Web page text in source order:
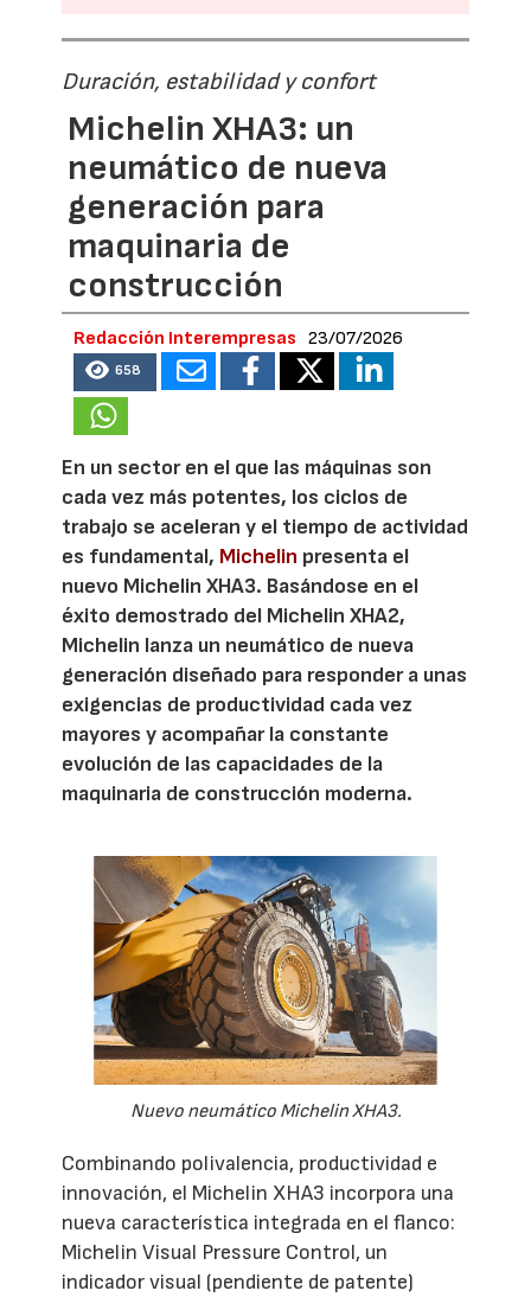
Duración, estabilidad y confort
Michelin XHA3: un
neumático de nueva
generación para
maquinaria de
construcción
Redacción Interempresas 23/07/2026
658
En un sector en el que las máquinas son
cada vez más potentes, los ciclos de
trabajo se aceleran y el tiempo de actividad
es fundamental, Michelin presenta el
nuevo Michelin XHA3. Basándose en el
éxito demostrado del Michelin XHA2,
Michelin lanza un neumático de nueva
generación diseñado para responder a unas
exigencias de productividad cada vez
mayores y acompañar la constante
evolución de las capacidades de la
maquinaria de construcción moderna.
Nuevo neumático Michelin XHA3.
Combinando polivalencia, productividad e
innovación, el Michelin XHA3 incorpora una
nueva característica integrada en el flanco:
Michelin Visual Pressure Control, un
indicador visual (pendiente de patente)